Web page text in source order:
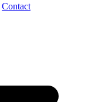
Contact